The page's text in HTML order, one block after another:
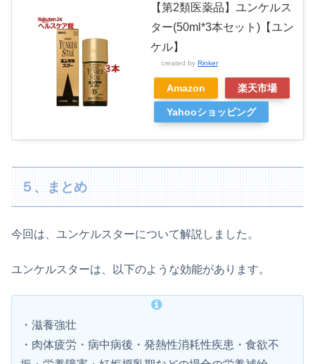
【第2類医薬品】ユンケルス
ター(50ml*3本セット)【ユン
ケル】
created by Rinker
Amazon 楽天市場
Yahooショッピング
５、まとめ
今回は、ユンケルスターについて解説しました。
ユンケルスターは、以下のような効能があります。
・滋養強壮
・肉体疲労・病中病後・発熱性消耗性疾患・食欲不